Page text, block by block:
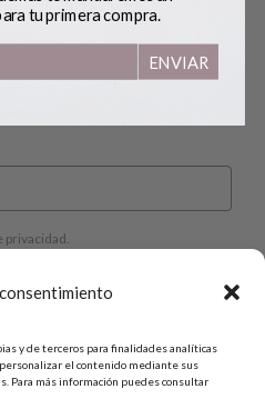
y de terceros para finalidades analíticas
el contenido mediante sus
Para más información puedes consultar
privacidad.
tu primera compra.
ENVIAR